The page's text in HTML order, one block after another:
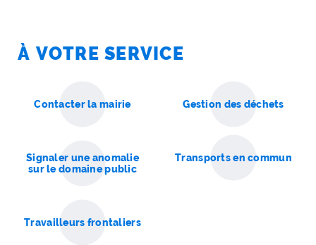
À VOTRE SERVICE
Contacter la mairie Gestion des déchets
Signaler une anomalie
sur le domaine public
Transports en commun
Travailleurs frontaliers